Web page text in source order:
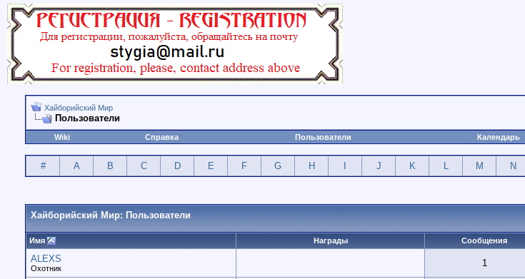
Хайборийский Мир
Пользователи
Wiki
Справка Пользователи Календарь
# A B C D E F G H J K L M N
Хайборийский Мир: Пользователи
Имя Награды Сообщения
ALEXS
Охотник 1